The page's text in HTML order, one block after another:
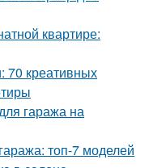
квартире:
70 креативных
гаража на
топ-7 моделей